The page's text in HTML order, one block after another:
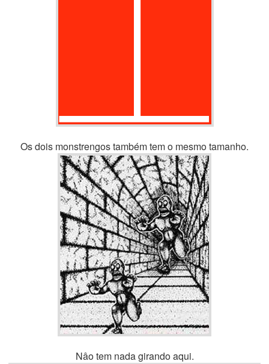
Os dois monstrengos também tem o mesmo tamanho.
Nâo tem nada girando aqui.